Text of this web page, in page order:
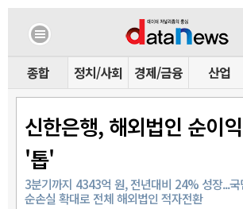
종합 정치/사회 경제/금융 산업
신한은행, 해외법인 순이
'톱'
3분기까지 4343억 원, 전년대비 24% 성장...국
순손실 확대로 전체 해외법인 적자전환